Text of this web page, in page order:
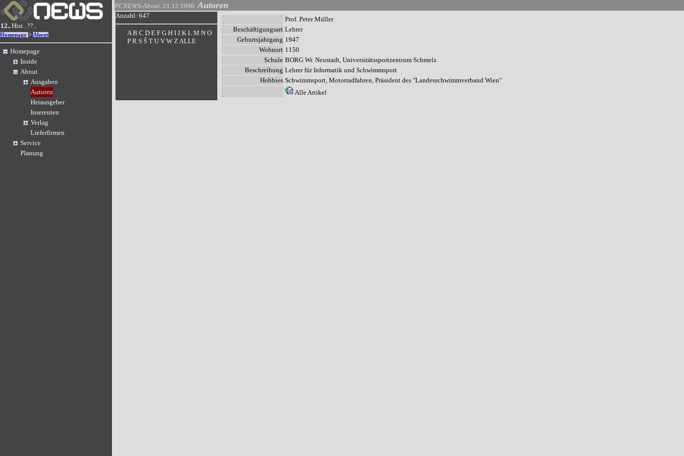
12..Hist..??..
Homepage > About
Homepage
Inside
About
Ausgaben
Autoren
Herausgeber
Inserenten
Verlag
Lieferfirmen
Service
Planung
PCNEWS-About 21.12.1996 Autoren
Anzahl: 647
A B C D E F G H I J K L M N O
P R S Š T U V W ZALLE
Prof. Peter Müller
Beschäftigungsart Lehrer
Geburtsjahrgang 1947
Wohnort 1150
Schule BORG Wr. Neustadt, Universitätssportzentrum Schmelz
Beschreibung Lehrer für Informatik und Schwimmsport
Hobbies Schwimmsport, Motorradfahren, Präsident des "Landesschwimmverband Wien"
Alle Artikel